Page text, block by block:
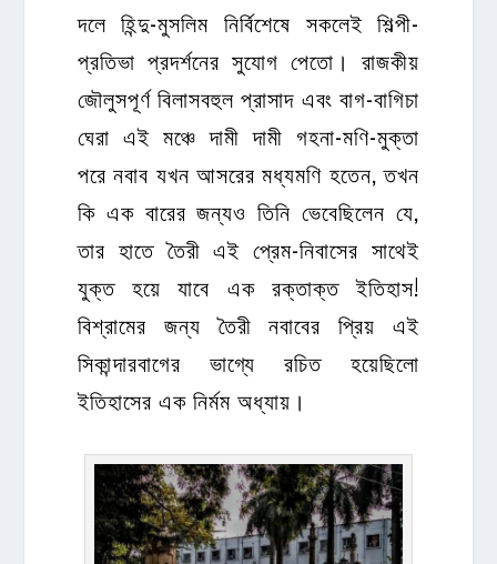
দলে হিন্দু-মুসলিম নির্বিশেষে সকলেই শিল্পী-
প্রতিভা প্রদর্শনের সুযোগ পেতো। রাজকীয়
জৌলুসপূর্ণ বিলাসবহুল প্রাসাদ এবং বাগ-বাগিচা
ঘেরা এই মঞ্চে দামী দামী গহনা-মণি-মুক্তা
পরে নবাব যখন আসরের মধ্যমণি হতেন, তখন
কি এক বারের জন্যও তিনি ভেবেছিলেন যে,
তার হাতে তৈরী এই প্রেম-নিবাসের সাথেই
যুক্ত হয়ে যাবে এক রক্তাক্ত ইতিহাস!
বিশ্রামের জন্য তৈরী নবাবের প্রিয় এই
সিকান্দারবাগের ভাগ্যে রচিত হয়েছিলো
ইতিহাসের এক নির্মম অধ্যায়।